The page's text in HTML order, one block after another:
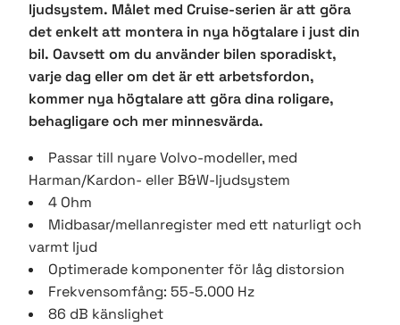
ljudsystem. Målet med Cruise-serien är att göra
det enkelt att montera in nya högtalare i just din
bil. Oavsett om du använder bilen sporadiskt,
varje dag eller om det är ett arbetsfordon,
kommer nya högtalare att göra dina roligare,
behagligare och mer minnesvärda.
Passar till nyare Volvo-modeller, med
Harman/Kardon- eller B&W-ljudsystem
4 Ohm
Midbasar/mellanregister med ett naturligt och
varmt ljud
Optimerade komponenter för låg distorsion
Frekvensomfång: 55-5.000 Hz
86 dB känslighet